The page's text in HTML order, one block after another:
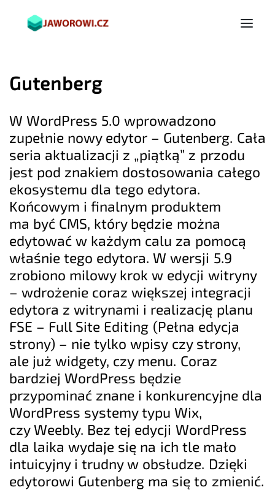
Gutenberg
W WordPress 5.0 wprowadzono
zupełnie nowy edytor – Gutenberg. Cała
seria aktualizacji z „piątką” z przodu
jest pod znakiem dostosowania całego
ekosystemu dla tego edytora.
Końcowym i finalnym produktem
ma być CMS, który będzie można
edytować w każdym calu za pomocą
właśnie tego edytora. W wersji 5.9
zrobiono milowy krok w edycji witryny
– wdrożenie coraz większej integracji
edytora z witrynami i realizację planu
FSE – Full Site Editing (Pełna edycja
strony) – nie tylko wpisy czy strony,
ale już widgety, czy menu. Coraz
bardziej WordPress będzie
przypominać znane i konkurencyjne dla
WordPress systemy typu Wix,
czy Weebly. Bez tej edycji WordPress
dla laika wydaje się na ich tle mało
intuicyjny i trudny w obsłudze. Dzięki
edytorowi Gutenberg ma się to zmienić.